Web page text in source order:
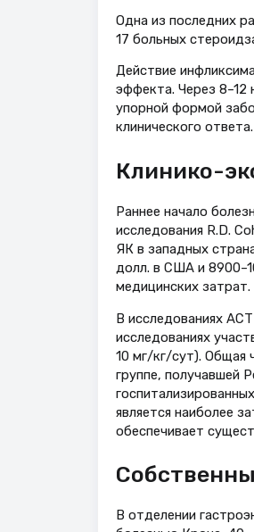
Одна из последних
17 больных
Действие
эффекта. Через 8–12
упорной формой
клинического ответа.
Клинико-
Раннее начало
исследования R.D.
ЯК в западных
долл. в США и
медицинских
В исследованиях
исследованиях
10 мг/кг/сут). Общая
группе, получавшей
является наиболее
обеспечивает
В отделении